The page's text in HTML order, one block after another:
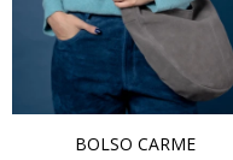
BOLSO CARME